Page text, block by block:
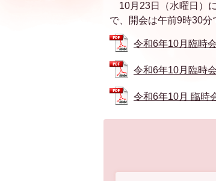
10月23日（水曜日）
で、開会は午前9時30分
令和6年10月臨時
令和6年10月臨時
令和6年10月 臨時